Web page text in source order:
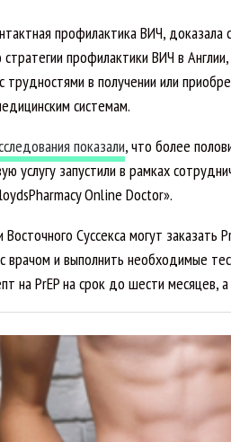
профилактика ВИЧ,
профилактики ВИЧ в Англии,
трудностями в получении или
системам.
показали, что более
услугу запустили в рамках
Online Doctor».
Суссекса могут заказать
врачом и выполнить необходимые
на PrEP на срок до шести